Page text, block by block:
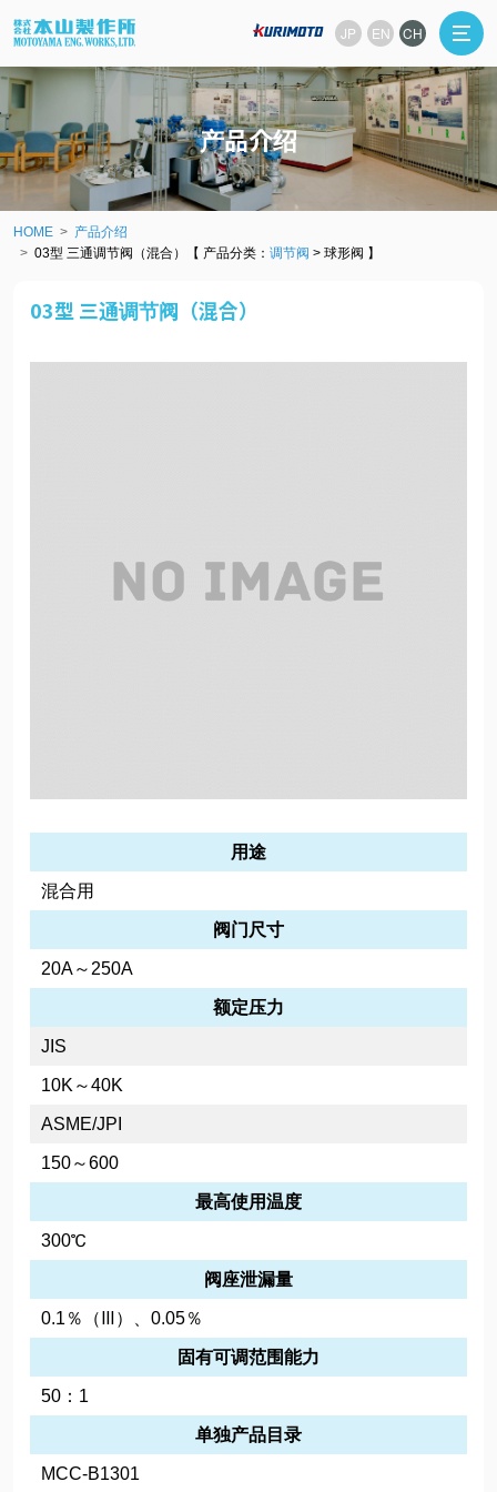
JP EN CH
产品介绍
HOME
产品介绍
03型 三通调节阀（混合）【 产品分类： 调节阀 > 球形阀 】
03型 三通调节阀（混合）
用途
混合用
阀门尺寸
20A～250A
额定压力
JIS
10K～40K
ASME/JPI
150～600
最高使用温度
300℃
阀座泄漏量
0.1％（Ⅲ）、0.05％
固有可调范围能力
50：1
单独产品目录
MCC-B1301